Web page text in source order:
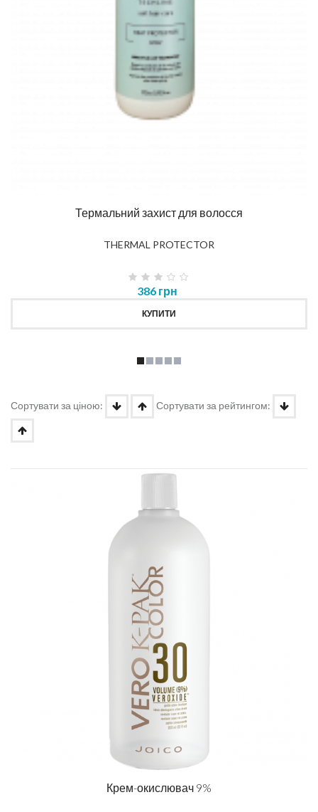
Термальний захист для волосся
THERMAL PROTECTOR
386 грн
КУПИТИ
Сортувати за ціною: Сортувати за рейтингом:
Крем-окислювач 9%